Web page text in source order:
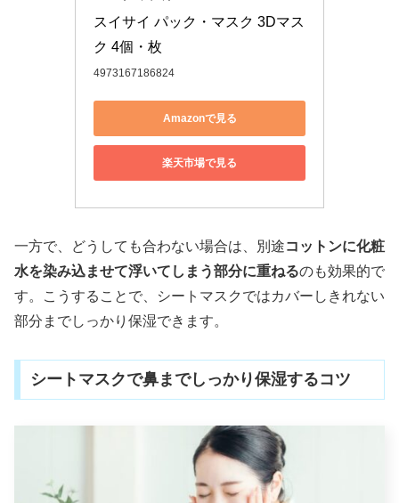
スイサイ パック・マスク 3Dマス
ク 4個・枚
4973167186824
Amazonで見る
楽天市場で見る
一方で、どうしても合わない場合は、別途コットンに化粧
水を染み込ませて浮いてしまう部分に重ねるのも効果的で
す。こうすることで、シートマスクではカバーしきれない
部分までしっかり保湿できます。
シートマスクで鼻までしっかり保湿するコツ